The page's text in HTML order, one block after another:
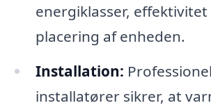
energiklasser,
placering af enheden.
Installation:
installatører sikrer, at